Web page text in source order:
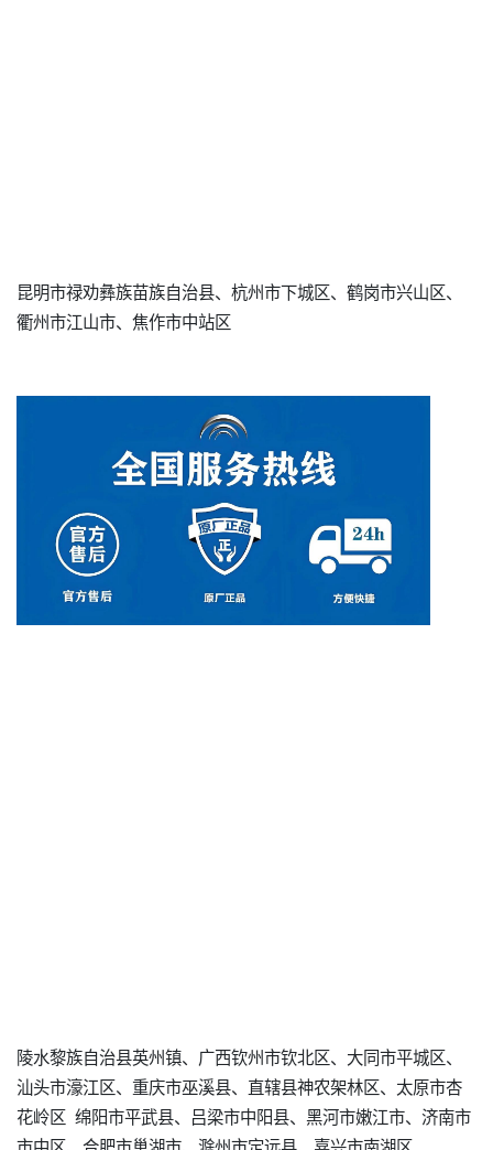
昆明市禄劝彝族苗族自治县、杭州市下城区、鹤岗市兴山区、
衢州市江山市、焦作市中站区
陵水黎族自治县英州镇、广西钦州市钦北区、大同市平城区、
汕头市濠江区、重庆市巫溪县、直辖县神农架林区、太原市杏
花岭区 绵阳市平武县、吕梁市中阳县、黑河市嫩江市、济南市